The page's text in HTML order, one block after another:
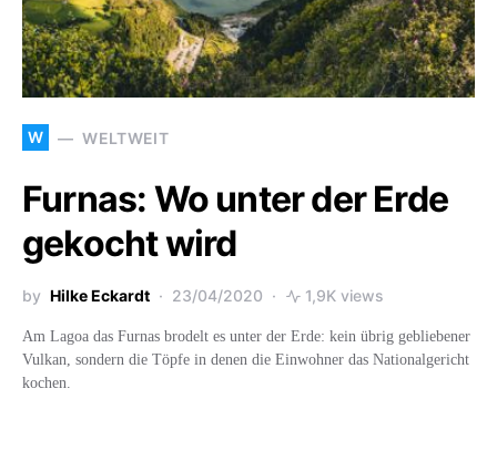
W WELTWEIT
Furnas: Wo unter der Erde
gekocht wird
by Hilke Eckardt 23/04/2020 1,9K views
Am Lagoa das Furnas brodelt es unter der Erde: kein übrig gebliebener
Vulkan, sondern die Töpfe in denen die Einwohner das Nationalgericht
kochen.